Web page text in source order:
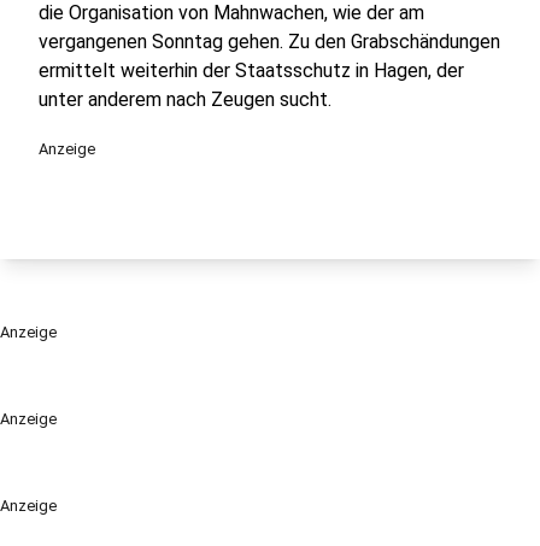
Anzeige
Anzeige
die Organisation von Mahnwachen, wie der am
vergangenen Sonntag gehen. Zu den Grabschändungen
ermittelt weiterhin der Staatsschutz in Hagen, der
unter anderem nach Zeugen sucht.
Anzeige
Anzeige